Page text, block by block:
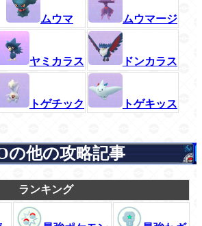
ムウマ
ムウマージ
ヤミカラス
ドンカラス
トゲチック
トゲキッス
の他の攻略記事
ランキング